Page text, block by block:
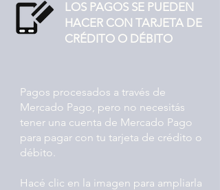
LOS PAGOS SE PUEDEN
HACER CON TARJETA DE
CRÉDITO O DÉBITO
Pagos procesados ​​a través de
Mercado Pago, pero no necesitás
tener una cuenta de Mercado Pago
para pagar con tu tarjeta de crédito o
débito.
Hacé clic en la imagen para ampliarla